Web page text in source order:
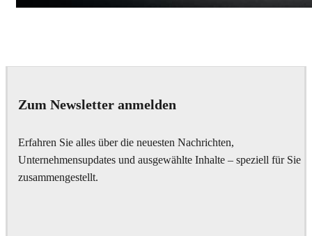
Zum Newsletter anmelden
Erfahren Sie alles über die neuesten Nachrichten,
Unternehmensupdates und ausgewählte Inhalte – speziell für Sie
zusammengestellt.